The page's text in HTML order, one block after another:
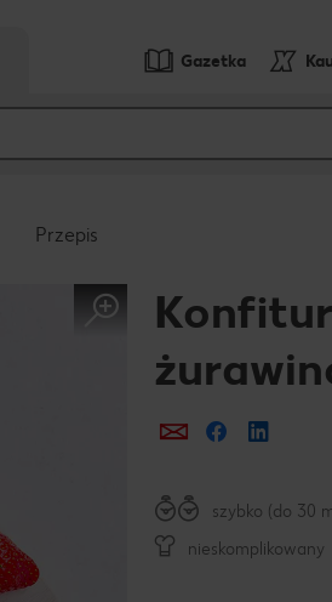
Gazetka
Przepis
Prześlij e-
szybko (do 30
nieskomplikowany